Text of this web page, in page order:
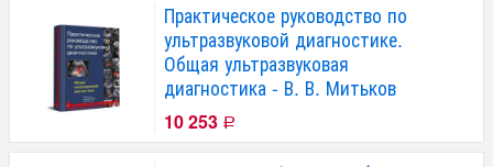
Практическое руководство по
ультразвуковой диагностике.
Общая ультразвуковая
диагностика - В. В. Митьков
10 253 Р